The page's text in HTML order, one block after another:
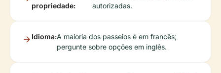
propriedade:
autorizadas.
Idioma:A maioria dos passeios é em francês;
pergunte sobre opções em inglês.